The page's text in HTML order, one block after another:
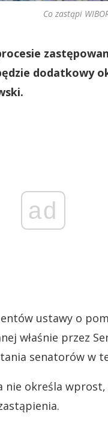
Co zastąpi
dodatkowy
ad
ustawy o
właśnie przez
senatorów w
określa